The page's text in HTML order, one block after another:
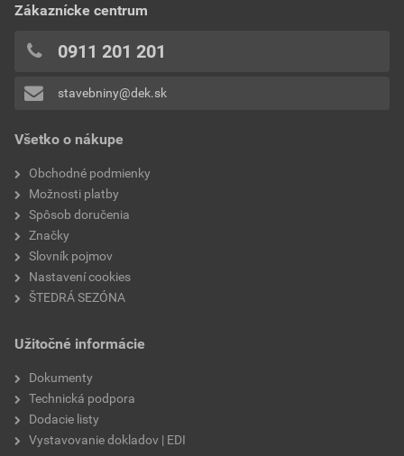
Všetko o nákupe
Obchodné podmienky
Možnosti platby
Spôsob doručenia
Značky
Slovník pojmov
Nastavení cookies
ŠTEDRÁ SEZÓNA
Užitočné informácie
Dokumenty
Technická podpora
Dodacie listy
Vystavovanie dokladov | EDI
Zákaznícke centrum
0911 201 201
stavebniny@dek.sk